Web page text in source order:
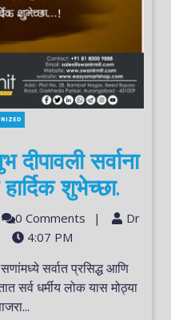
सर्वाना
हार्दिक शुभेच्छा.
0 Comments |
Dr
4:07 PM
सर्व धर्मीय लोक यास मोठ्या